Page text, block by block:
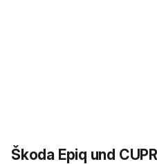
Škoda Epiq und